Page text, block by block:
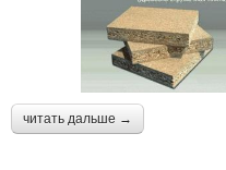
читать дальше →